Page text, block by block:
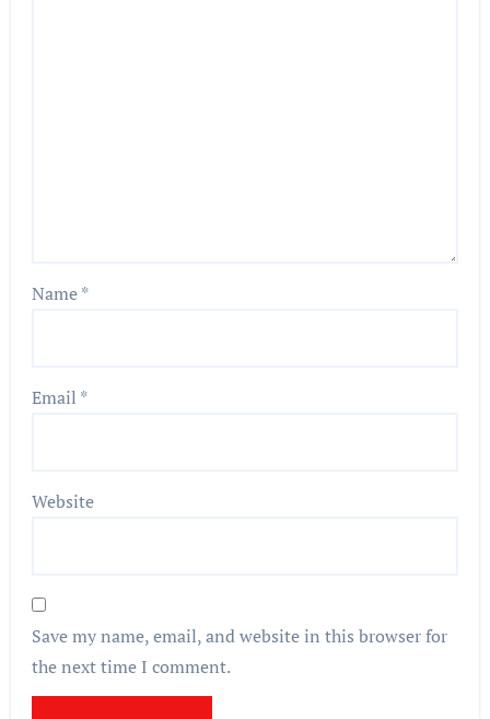
Name*
Email *
Website
Save my name, email, and website in this browser for
the next time I comment.